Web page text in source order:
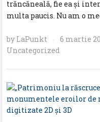
trăncăneală, fie ea și
multa paucis. Nu am o
by LaPunkt · 6 martie
Uncategorized